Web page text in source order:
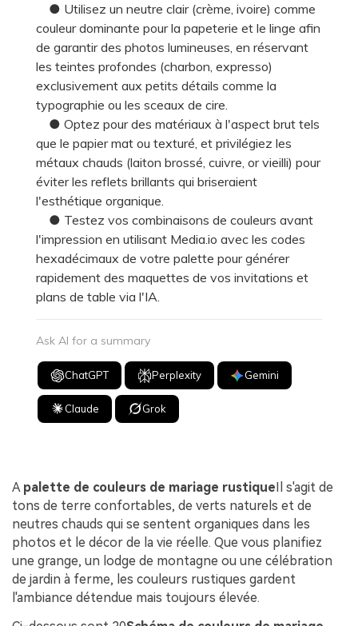
● Utilisez un neutre clair (crème, ivoire) comme
couleur dominante pour la papeterie et le linge afin
de garantir des photos lumineuses, en réservant
les teintes profondes (charbon, expresso)
exclusivement aux petits détails comme la
typographie ou les sceaux de cire.
● Optez pour des matériaux à l'aspect brut tels
que le papier mat ou texturé, et privilégiez les
métaux chauds (laiton brossé, cuivre, or vieilli) pour
éviter les reflets brillants qui briseraient
l'esthétique organique.
● Testez vos combinaisons de couleurs avant
l'impression en utilisant Media.io avec les codes
hexadécimaux de votre palette pour générer
rapidement des maquettes de vos invitations et
plans de table via l'IA.
Ask AI for a summary
ChatGPT Perplexity Gemini
Claude Grok
A palette de couleurs de mariage rustiqueIl s'agit de
tons de terre confortables, de verts naturels et de
neutres chauds qui se sentent organiques dans les
photos et le décor de la vie réelle. Que vous planifiez
une grange, un lodge de montagne ou une célébration
de jardin à ferme, les couleurs rustiques gardent
l'ambiance détendue mais toujours élevée.